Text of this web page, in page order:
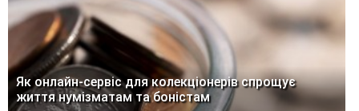
Як онлайн-сервіс для колекціонерів спрощує
життя нумізматам та боністам